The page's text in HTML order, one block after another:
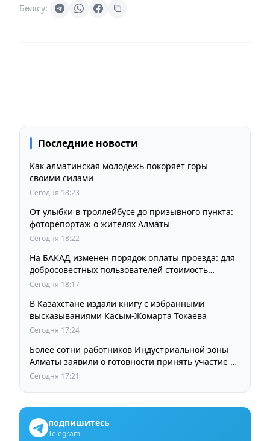
Бөлісу:
Последние новости
Как алматинская молодежь покоряет горы
своими силами
Сегодня 18:23
От улыбки в троллейбусе до призывного пункта:
фоторепортаж о жителях Алматы
Сегодня 18:22
На БАКАД изменен порядок оплаты проезда: для
добросовестных пользователей стоимость
остается прежней
Сегодня 18:17
В Казахстане издали книгу с избранными
высказываниями Касым-Жомарта Токаева
Сегодня 17:24
Более сотни работников Индустриальной зоны
Алматы заявили о готовности принять участие в
выборах членов Курылтая
Сегодня 17:21
подпишитесь
Telegram